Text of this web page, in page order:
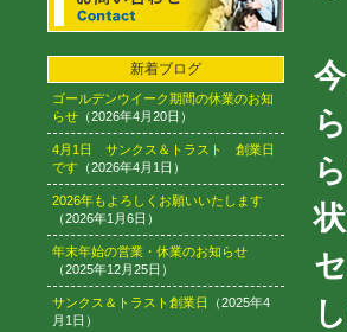
新着ブログ
ゴールデンウイーク期間の休業のお知
らせ （2026年4月20日）
4月1日 サンクス＆トラスト 創業日
です （2026年4月1日）
2026年もよろしくお願いいたします
（2026年1月6日）
年末年始の営業・休業のお知らせ
（2025年12月25日）
サンクス＆トラスト創業日
（2025年4
月1日）